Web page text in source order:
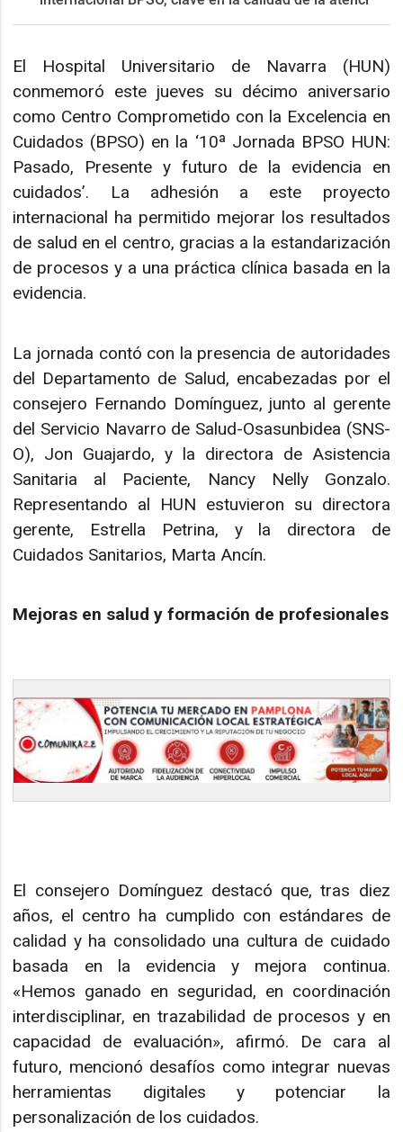
El Hospital Universitario de Navarra (HUN)
conmemoró este jueves su décimo aniversario
como Centro Comprometido con la Excelencia en
Cuidados (BPSO) en la ‘10ª Jornada BPSO HUN:
Pasado, Presente y futuro de la evidencia en
cuidados’. La adhesión a este proyecto
internacional ha permitido mejorar los resultados
de salud en el centro, gracias a la estandarización
de procesos y a una práctica clínica basada en la
evidencia.
La jornada contó con la presencia de autoridades
del Departamento de Salud, encabezadas por el
consejero Fernando Domínguez, junto al gerente
del Servicio Navarro de Salud-Osasunbidea (SNS-
O), Jon Guajardo, y la directora de Asistencia
Sanitaria al Paciente, Nancy Nelly Gonzalo.
Representando al HUN estuvieron su directora
gerente, Estrella Petrina, y la directora de
Cuidados Sanitarios, Marta Ancín.
Mejoras en salud y formación de profesionales
El consejero Domínguez destacó que, tras diez
años, el centro ha cumplido con estándares de
calidad y ha consolidado una cultura de cuidado
basada en la evidencia y mejora continua.
«Hemos ganado en seguridad, en coordinación
interdisciplinar, en trazabilidad de procesos y en
capacidad de evaluación», afirmó. De cara al
futuro, mencionó desafíos como integrar nuevas
herramientas digitales y potenciar la
personalización de los cuidados.